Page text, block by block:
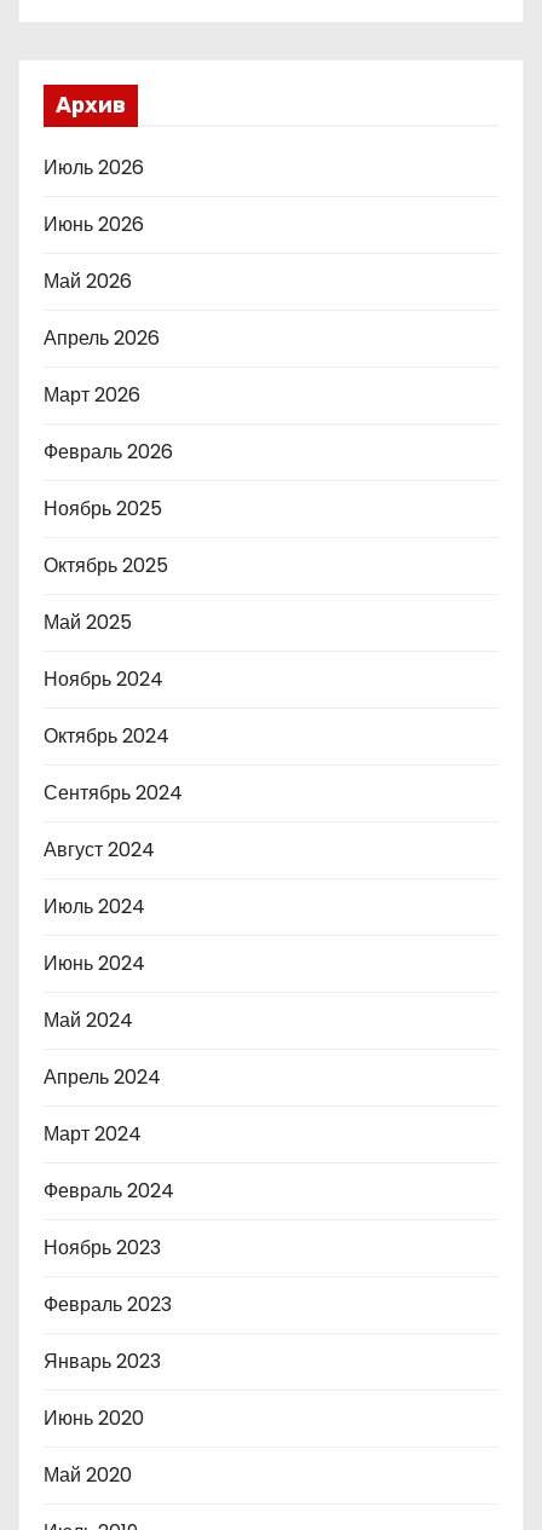
Архив
Июль 2026
Июнь 2026
Май 2026
Апрель 2026
Март 2026
Февраль 2026
Ноябрь 2025
Октябрь 2025
Май 2025
Ноябрь 2024
Октябрь 2024
Сентябрь 2024
Август 2024
Июль 2024
Июнь 2024
Май 2024
Апрель 2024
Март 2024
Февраль 2024
Ноябрь 2023
Февраль 2023
Январь 2023
Июнь 2020
Май 2020